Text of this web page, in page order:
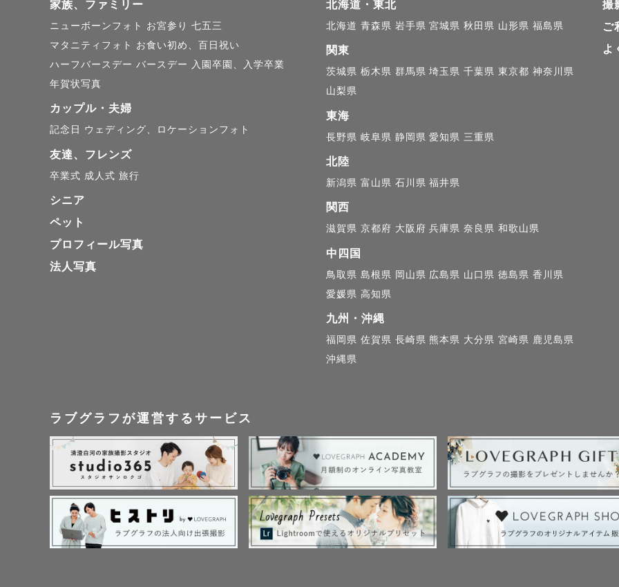
家族の絆や、大切な時間のかけがえのなさを感じられるような、
そんな写真をお届けできれば嬉しいです🌱
┈┈┈┈┈┈┈┈┈┈┈┈┈┈┈┈┈┈┈┈┈
✎写真への想い✎
おばあちゃんのお家に親族が集まる時、
みんなで写真をみる時間がとても好きでした。
末っ子にも関わらず、
何気ない日常の写真も
たくさん残してくれていて、
たくさん愛されていることを実感しました💭
写真を始めるきっかけでした。
特別な日も、何気ない時間も、
あなたらしい瞬間を　一緒にたくさん残しましょう😊
家族、ファミリー
ニューボーンフォト お宮参り 七五三
マタニティフォト
お食い初め、百日祝い
ハーフバースデー バースデー
入園卒園、入学卒業
年賀状写真
カップル・夫婦
記念日 ウェディング、ロケーションフォト
友達、フレンズ
卒業式 成人式 旅行
シニア
ペット
プロフィール写真
法人写真
北海道・東北
北海道 青森県 岩手県 宮城県 秋田県 山形県 福島県
関東
茨城県 栃木県 群馬県 埼玉県 千葉県 東京都 神奈川県
山梨県
東海
長野県 岐阜県 静岡県 愛知県 三重県
北陸
新潟県 富山県 石川県 福井県
関西
滋賀県 京都府 大阪府 兵庫県 奈良県 和歌山県
中四国
鳥取県 島根県 岡山県 広島県 山口県 徳島県 香川県
愛媛県 高知県
九州・沖縄
福岡県 佐賀県 長崎県 熊本県 大分県 宮崎県 鹿児島県
沖縄県
撮
ご
よ
ラブグラフが運営するサービス